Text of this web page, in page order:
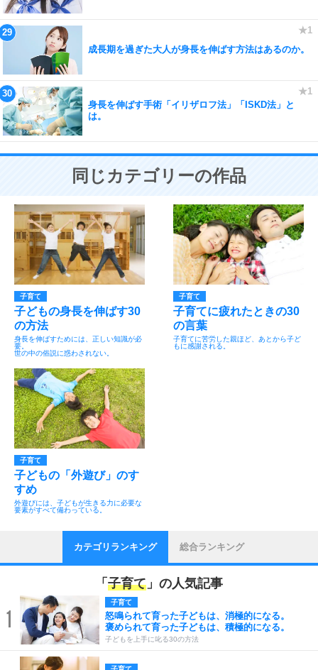
成長期を過ぎた大人が身長を伸ばす方法はあるのか。
身長を伸ばす手術「イリザロフ法」「ISKD法」と
は。
同じカテゴリーの作品
子育て
子どもの身長を伸ばす30
の方法
身長を伸ばすためには、正しい知識が必
要。
世の中の俗説に惑わされない。
子育て
子育てに疲れたときの30
の言葉
子育てに苦労した親ほど、あとから子ど
もに感謝される。
子育て
子どもの「外遊び」のす
すめ
外遊びには、子どもが生きる力に必要な
要素がすべて備わっている。
カテゴリランキング 総合ランキング
「 子育て 」の人気記事
1
子育て
怒鳴られて育った子どもは、消極的になる。
褒められて育った子どもは、積極的になる。
子どもを上手に叱る30の方法